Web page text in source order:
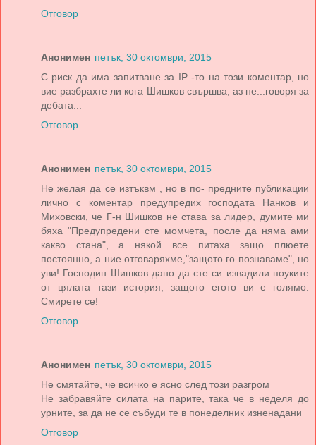
Отговор
Анонимен петък, 30 октомври, 2015
С риск да има запитване за IP -то на този коментар, но
вие разбрахте ли кога Шишков свършва, аз не...говоря за
дебата...
Отговор
Анонимен петък, 30 октомври, 2015
Не желая да се изтъквм , но в по- предните публикации
лично с коментар предупредих господата Нанков и
Миховски, че Г-н Шишков не става за лидер, думите ми
бяха "Предупредени сте момчета, после да няма ами
какво стана", а някой все питаха защо плюете
постоянно, а ние отговаряхме,"защото го познаваме", но
уви! Господин Шишков дано да сте си извадили поуките
от цялата тази история, защото егото ви е голямо.
Смирете се!
Отговор
Анонимен петък, 30 октомври, 2015
Не смятайте, че всичко е ясно след този разгром
Не забравяйте силата на парите, така че в неделя до
урните, за да не се събуди те в понеделник изненадани
Отговор